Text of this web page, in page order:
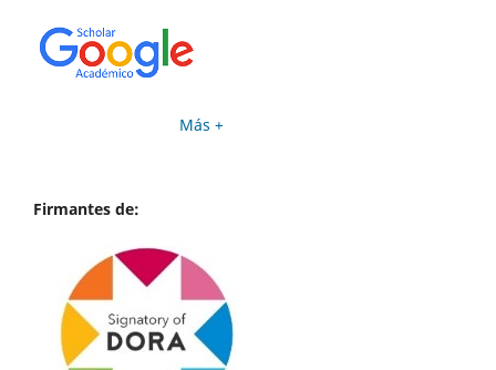
Más +
Firmantes de: